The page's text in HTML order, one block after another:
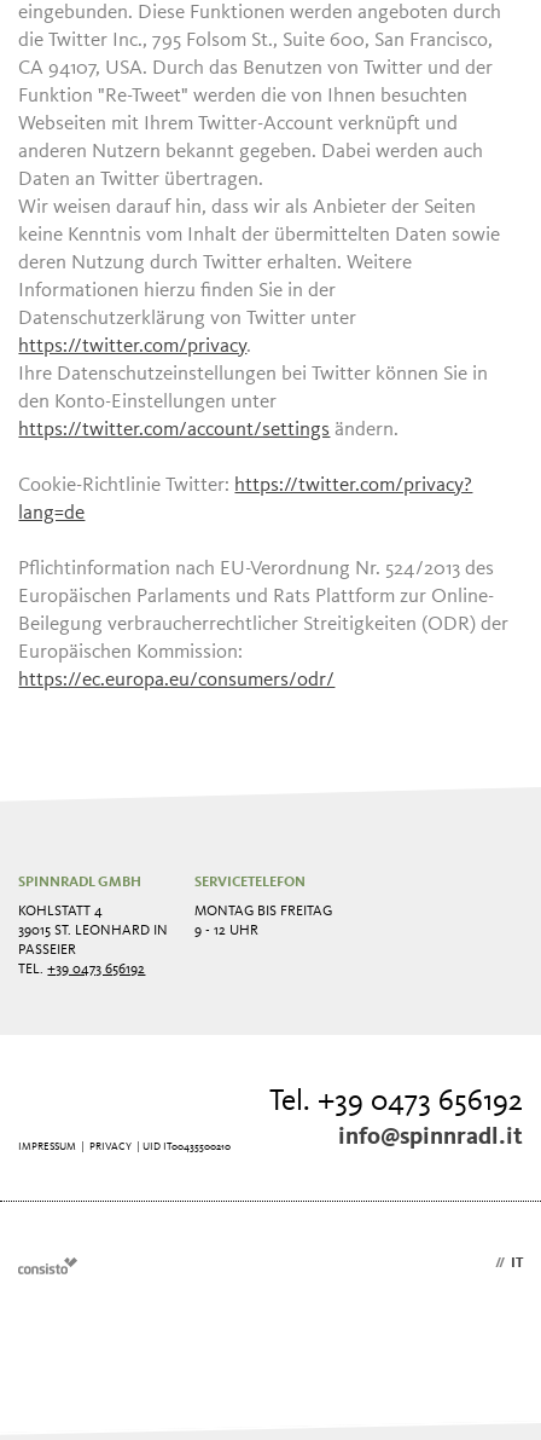
eingebunden. Diese Funktionen werden angeboten durch
die Twitter Inc., 795 Folsom St., Suite 600, San Francisco,
CA 94107, USA. Durch das Benutzen von Twitter und der
Funktion "Re-Tweet" werden die von Ihnen besuchten
Webseiten mit Ihrem Twitter-Account verknüpft und
anderen Nutzern bekannt gegeben. Dabei werden auch
Daten an Twitter übertragen.
Wir weisen darauf hin, dass wir als Anbieter der Seiten
keine Kenntnis vom Inhalt der übermittelten Daten sowie
deren Nutzung durch Twitter erhalten. Weitere
Informationen hierzu finden Sie in der
Datenschutzerklärung von Twitter unter
https://twitter.com/privacy.
Ihre Datenschutzeinstellungen bei Twitter können Sie in
den Konto-Einstellungen unter
https://twitter.com/account/settings ändern.
Cookie-Richtlinie Twitter: https://twitter.com/privacy?
lang=de
Pflichtinformation nach EU-Verordnung Nr. 524/2013 des
Europäischen Parlaments und Rats Plattform zur Online-
Beilegung verbraucherrechtlicher Streitigkeiten (ODR) der
Europäischen Kommission:
https://ec.europa.eu/consumers/odr/
SPINNRADL GMBH
KOHLSTATT 4
39015 ST. LEONHARD IN
PASSEIER
TEL.+39 0473 656192
SERVICETELEFON
MONTAG BIS FREITAG
9 - 12 UHR
Tel. +39 0473 656192
info@spinnradl.it
IMPRESSUM |PRIVACY | UID IT00435500210
// IT